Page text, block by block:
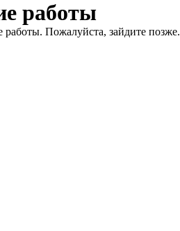
работы
работы. Пожалуйста, зайдите позже.